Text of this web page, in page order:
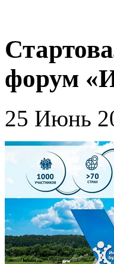
форум
25 Июнь